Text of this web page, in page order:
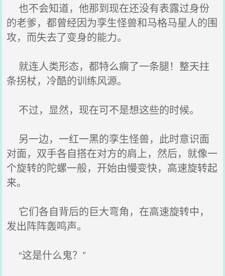
也不会知道，他那到现在还没有表露过身份
的老爹，都曾经因为孪生怪兽和马格马星人的围
攻，而失去了变身的能力。
就连人类形态，都特么瘸了一条腿！整天拄
条拐杖，冷酷的训练风源。
不过，显然，现在可不是想这些的时候。
另一边，一红一黑的孪生怪兽，此时意识面
对面，双手各自搭在对方的肩上，然后，就像一
个旋转的陀螺一般，开始由慢变快，高速旋转起
来。
它们各自背后的巨大弯角，在高速旋转中，
发出阵阵轰鸣声。
“这是什么鬼？”